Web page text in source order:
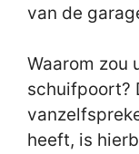
van de
Waarom zou
schuifpoort?
heeft, is